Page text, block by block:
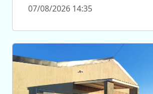
07/08/2026 14:35